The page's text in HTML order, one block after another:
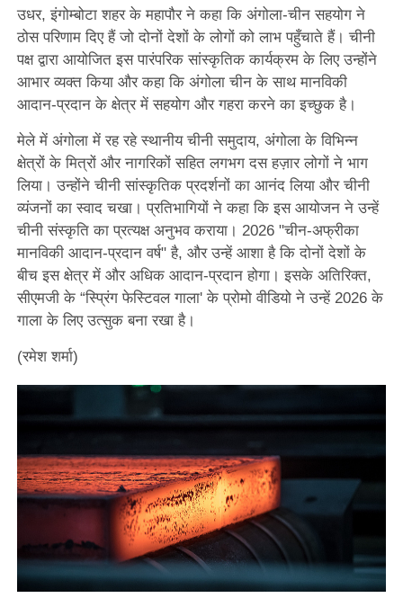
उधर, इंगोम्बोटा शहर के महापौर ने कहा कि अंगोला-चीन सहयोग ने
ठोस परिणाम दिए हैं जो दोनों देशों के लोगों को लाभ पहुँचाते हैं। चीनी
पक्ष द्वारा आयोजित इस पारंपरिक सांस्कृतिक कार्यक्रम के लिए उन्होंने
आभार व्यक्त किया और कहा कि अंगोला चीन के साथ मानविकी
आदान-प्रदान के क्षेत्र में सहयोग और गहरा करने का इच्छुक है।
मेले में अंगोला में रह रहे स्थानीय चीनी समुदाय, अंगोला के विभिन्न
क्षेत्रों के मित्रों और नागरिकों सहित लगभग दस हज़ार लोगों ने भाग
लिया। उन्होंने चीनी सांस्कृतिक प्रदर्शनों का आनंद लिया और चीनी
व्यंजनों का स्वाद चखा। प्रतिभागियों ने कहा कि इस आयोजन ने उन्हें
चीनी संस्कृति का प्रत्यक्ष अनुभव कराया। 2026 "चीन-अफ्रीका
मानविकी आदान-प्रदान वर्ष" है, और उन्हें आशा है कि दोनों देशों के
बीच इस क्षेत्र में और अधिक आदान-प्रदान होगा। इसके अतिरिक्त,
सीएमजी के “स्प्रिंग फेस्टिवल गाला' के प्रोमो वीडियो ने उन्हें 2026 के
गाला के लिए उत्सुक बना रखा है।
(रमेश शर्मा)